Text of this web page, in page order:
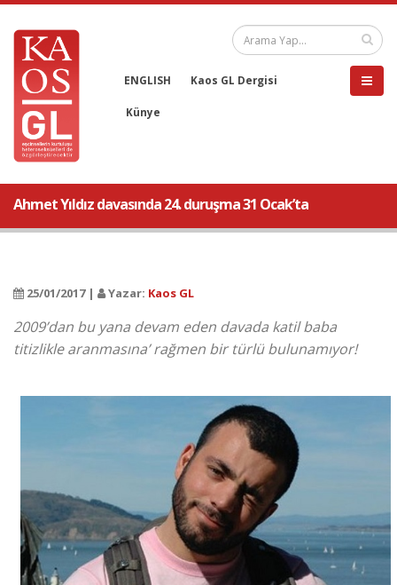
ENGLISH Kaos GL Dergisi
Künye
Ahmet Yıldız davasında 24. duruşma 31 Ocak’ta
25/01/2017 | Yazar: Kaos GL
2009’dan bu yana devam eden davada katil baba
titizlikle aranmasına’ rağmen bir türlü bulunamıyor!